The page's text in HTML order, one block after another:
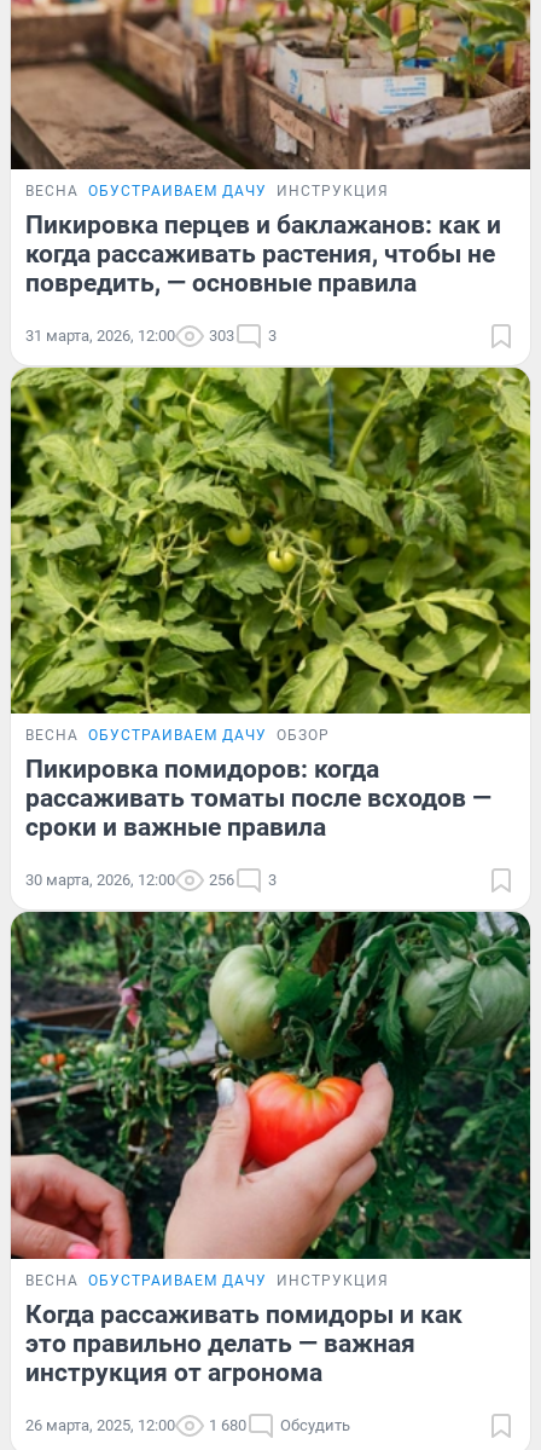
ВЕСНА ОБУСТРАИВАЕМ ДАЧУ ИНСТРУКЦИЯ
Пикировка перцев и баклажанов: как и
когда рассаживать растения, чтобы не
повредить, — основные правила
31 марта, 2026, 12:00 303 3
ВЕСНА ОБУСТРАИВАЕМ ДАЧУ ОБЗОР
Пикировка помидоров: когда
рассаживать томаты после всходов —
сроки и важные правила
30 марта, 2026, 12:00 256 3
ВЕСНА ОБУСТРАИВАЕМ ДАЧУ ИНСТРУКЦИЯ
Когда рассаживать помидоры и как
это правильно делать — важная
инструкция от агронома
26 марта, 2025, 12:00 1 680 Обсудить